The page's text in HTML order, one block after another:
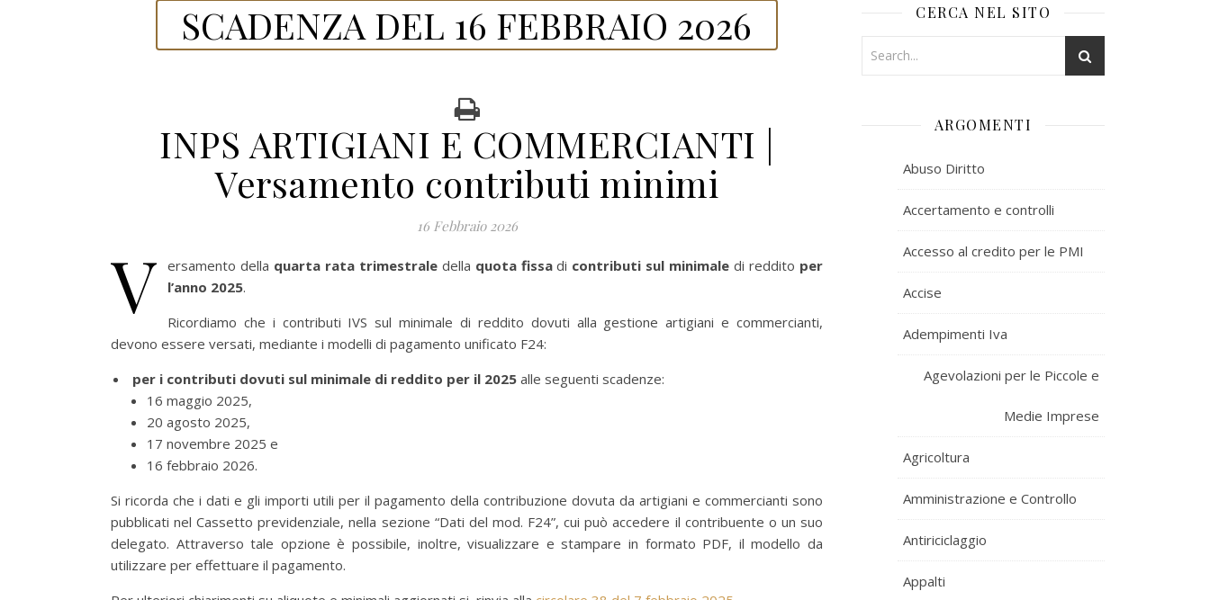
SCADENZA DEL 16 FEBBRAIO 2026
INPS ARTIGIANI E COMMERCIANTI |
Versamento contributi minimi
16 Febbraio 2026
V ersamento della quarta rata trimestraledella quota fissadi contributi sul minimale di reddito per
l’anno 2025.
Ricordiamo che i contributi IVS sul minimale di reddito dovuti alla gestione artigiani e commercianti,
devono essere versati, mediante i modelli di pagamento unificato F24:
per i contributi dovuti sul minimale di reddito per il 2025 alle seguenti scadenze:
16 maggio 2025,
20 agosto 2025,
17 novembre 2025 e
16 febbraio 2026.
Si ricorda che i dati e gli importi utili per il pagamento della contribuzione dovuta da artigiani e commercianti sono
pubblicati nel Cassetto previdenziale, nella sezione “Dati del mod. F24”, cui può accedere il contribuente o un suo
delegato. Attraverso tale opzione è possibile, inoltre, visualizzare e stampare in formato PDF, il modello da
utilizzare per effettuare il pagamento.
CERCA NEL SITO
ARGOMENTI
Abuso Diritto
Accertamento e controlli
Accesso al credito per le PMI
Accise
Adempimenti Iva
Agevolazioni per le Piccole e
Medie Imprese
Agricoltura
Amministrazione e Controllo
Antiriciclaggio
Appalti